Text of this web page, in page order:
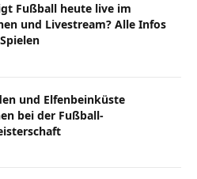
Fußball heute live im
und Livestream? Alle Infos
und Elfenbeinküste
bei der Fußball-